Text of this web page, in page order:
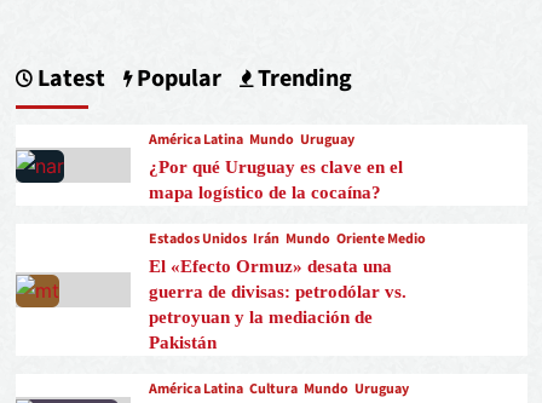
Latest Popular Trending
América Latina Mundo Uruguay
¿Por qué Uruguay es clave en el
mapa logístico de la cocaína?
Estados Unidos Irán Mundo Oriente Medio
El «Efecto Ormuz» desata una
guerra de divisas: petrodólar vs.
petroyuan y la mediación de
Pakistán
América Latina Cultura Mundo Uruguay